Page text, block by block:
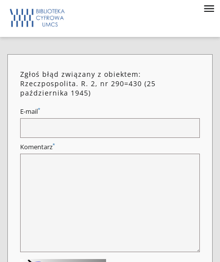
Zgłoś błąd związany z obiektem:
Rzeczpospolita. R. 2, nr 290=430 (25
października 1945)
E-mail*
Komentarz*